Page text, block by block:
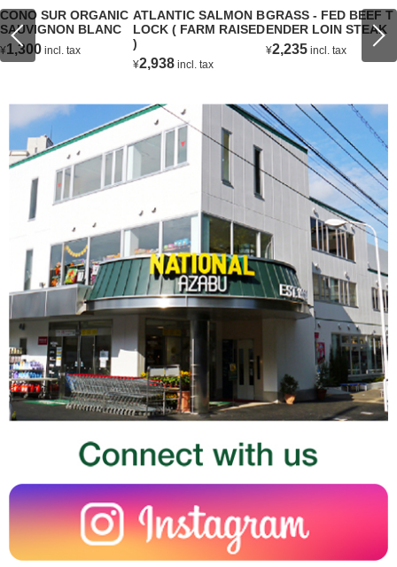
CONO SUR ORGANIC
SAUVIGNON BLANC
¥1,300 incl. tax
ATLANTIC SALMON B
LOCK ( FARM RAISED
)
¥2,938 incl. tax
GRASS - FED BEEF T
ENDER LOIN STEAK
¥2,235 incl. tax